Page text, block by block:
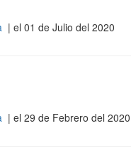
| el 01 de Julio del 2020
| el 29 de Febrero del 2020